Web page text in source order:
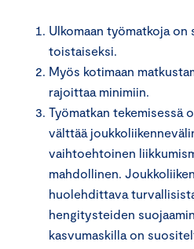
Ulkomaan työmatkoja on
toistaiseksi.
Myös kotimaan
rajoittaa minimiin.
Työmatkan tekemisessä
välttää
vaihtoehtoinen
mahdollinen.
huolehdittava
hengitysteiden
kasvumaskilla on